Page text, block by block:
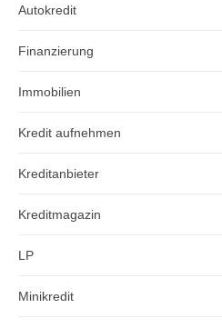
Autokredit
Finanzierung
Immobilien
Kredit aufnehmen
Kreditanbieter
Kreditmagazin
LP
Minikredit